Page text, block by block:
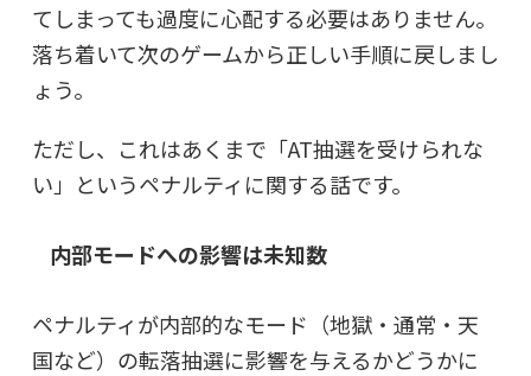
てしまっても過度に心配する必要はありません。
落ち着いて次のゲームから正しい手順に戻しまし
ょう。
ただし、これはあくまで「AT抽選を受けられな
い」というペナルティに関する話です。
内部モードへの影響は未知数
ペナルティが内部的なモード（地獄・通常・天
国など）の転落抽選に影響を与えるかどうかに